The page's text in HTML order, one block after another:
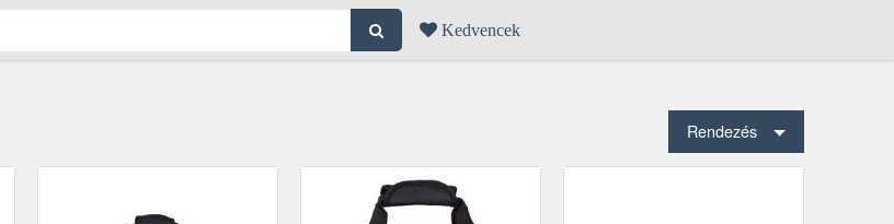
Kedvencek
Rendezés